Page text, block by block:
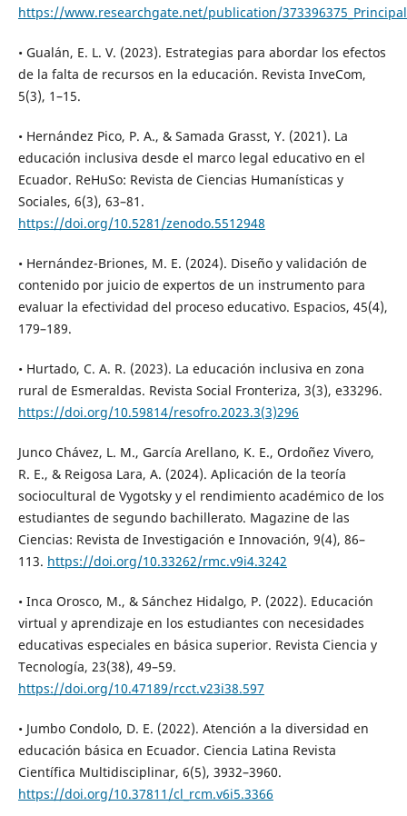
https://www.researchgate.net/publication/
• Gualán, E. L. V. (2023). Estrategias para abordar los efectos
de la falta de recursos en la educación. Revista InveCom,
5(3), 1–15.
• Hernández Pico, P. A., & Samada Grasst, Y. (2021). La
educación inclusiva desde el marco legal educativo en el
Ecuador. ReHuSo: Revista de Ciencias Humanísticas y
Sociales, 6(3), 63–81.
https://doi.org/10.5281/zenodo.5512948
• Hernández-Briones, M. E. (2024). Diseño y validación de
contenido por juicio de expertos de un instrumento para
evaluar la efectividad del proceso educativo. Espacios, 45(4),
179–189.
• Hurtado, C. A. R. (2023). La educación inclusiva en zona
rural de Esmeraldas. Revista Social Fronteriza, 3(3), e33296.
https://doi.org/10.59814/resofro.2023.3(3)296
Junco Chávez, L. M., García Arellano, K. E., Ordoñez Vivero,
R. E., & Reigosa Lara, A. (2024). Aplicación de la teoría
sociocultural de Vygotsky y el rendimiento académico de los
estudiantes de segundo bachillerato. Magazine de las
Ciencias: Revista de Investigación e Innovación, 9(4), 86–
113. https://doi.org/10.33262/rmc.v9i4.3242
• Inca Orosco, M., & Sánchez Hidalgo, P. (2022). Educación
virtual y aprendizaje en los estudiantes con necesidades
educativas especiales en básica superior. Revista Ciencia y
Tecnología, 23(38), 49–59.
https://doi.org/10.47189/rcct.v23i38.597
• Jumbo Condolo, D. E. (2022). Atención a la diversidad en
educación básica en Ecuador. Ciencia Latina Revista
Científica Multidisciplinar, 6(5), 3932–3960.
https://doi.org/10.37811/cl_rcm.v6i5.3366